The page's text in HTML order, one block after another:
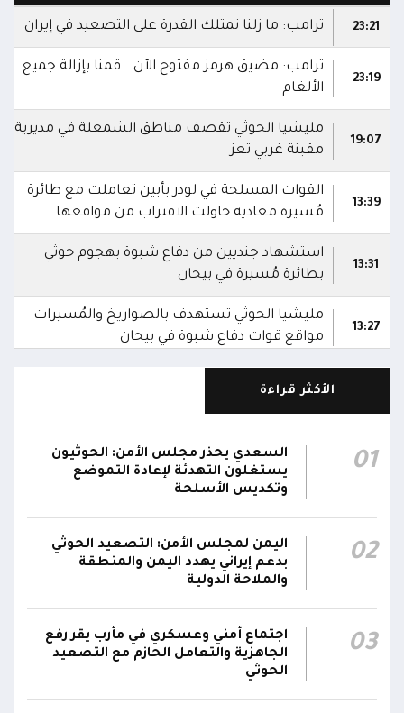
23:21 ترامب: ما زلنا نمتلك القدرة على التصعيد في إيران
23:19
ترامب: مضيق هرمز مفتوح الآن.. قمنا بإزالة جميع
الألغام
19:07
مليشيا الحوثي تقصف مناطق الشمعلة في مديرية
مقبنة غربي تعز
13:39
القوات المسلحة في لودر بأبين تعاملت مع طائرة
مُسيرة معادية حاولت الاقتراب من مواقعها
13:31
استشهاد جنديين من دفاع شبوة بهجوم حوثي
بطائرة مُسيرة في بيحان
13:27
مليشيا الحوثي تستهدف بالصواريخ والمُسيرات
مواقع قوات دفاع شبوة في بيحان
صواريخ ومراكز قيادة تابعة للحوثيين في مأرب
13:17
حوثية شمال وغرب الضالع
الأكثر قراءة
01
السعدي يحذر مجلس الأمن: الحوثيون
يستغلون التهدئة لإعادة التموضع
وتكديس الأسلحة
02
اليمن لمجلس الأمن: التصعيد الحوثي
بدعم إيراني يهدد اليمن والمنطقة
والملاحة الدولية
03
اجتماع أمني وعسكري في مأرب يقر رفع
الجاهزية والتعامل الحازم مع التصعيد
الحوثي